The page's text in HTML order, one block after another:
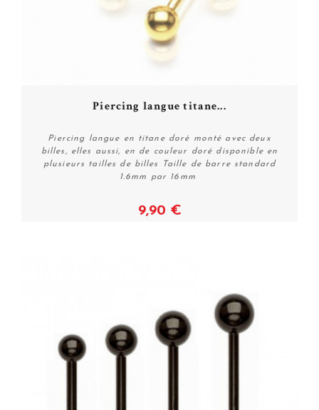
Voir
Piercing langue titane...
Piercing langue en titane doré monté avec deux
billes, elles aussi, en de couleur doré disponible en
plusieurs tailles de billes Taille de barre standard
1.6mm par 16mm
9,90 €